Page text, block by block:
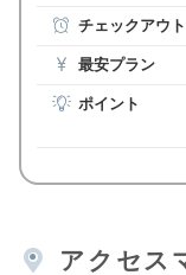
チェックアウト
最安プラン
ポイント
アクセス